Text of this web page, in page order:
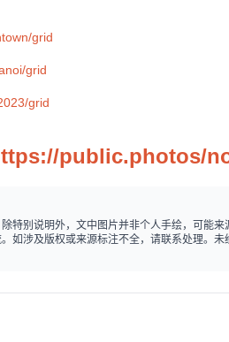
grid
grid
grid
public.photos/
特别说明外，文中图片并非个人手绘，可能
如涉及版权或来源标注不全，请联系处理。